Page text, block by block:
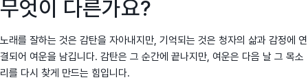
무엇이 다른가요?
노래를 잘하는 것은 감탄을 자아내지만, 기억되는 것은 청자의 삶과 감정에 연
결되어 여운을 남깁니다. 감탄은 그 순간에 끝나지만, 여운은 다음 날 그 목소
리를 다시 찾게 만드는 힘입니다.